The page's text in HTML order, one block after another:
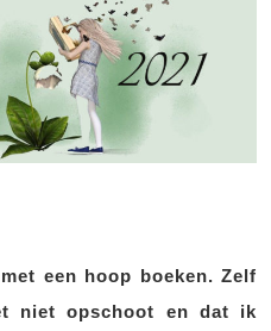
een hoop boeken. Zelf
niet opschoot en dat ik